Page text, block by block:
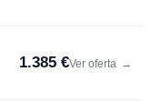
1.385 €Ver oferta →